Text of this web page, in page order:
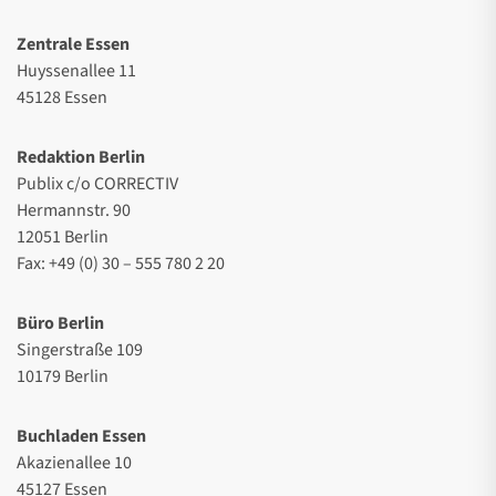
Zentrale Essen
Huyssenallee 11
45128 Essen
Redaktion Berlin
Publix c/o CORRECTIV
Hermannstr. 90
12051 Berlin
Fax: +49 (0) 30 – 555 780 2 20
Büro Berlin
Singerstraße 109
10179 Berlin
Buchladen Essen
Akazienallee 10
45127 Essen